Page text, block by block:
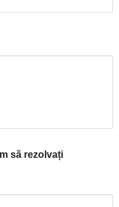
să rezolvați